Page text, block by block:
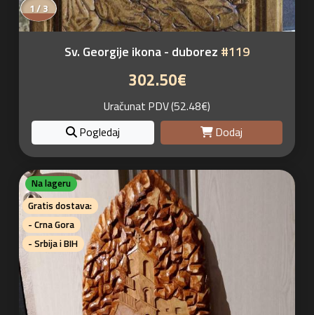
1 / 3
Sv. Georgije ikona - duborez #119
302.50€
Uračunat PDV (52.48€)
Pogledaj
Dodaj
Na lageru
Gratis dostava:
- Crna Gora
- Srbija i BIH